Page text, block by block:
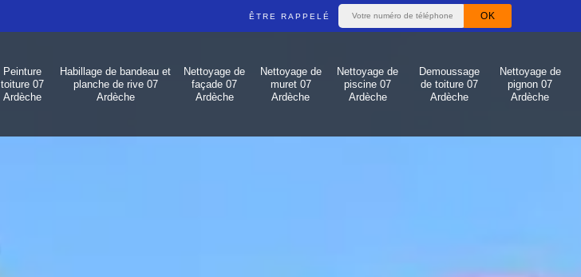
ÊTRE RAPPELÉ
Peinture
toiture 07
Ardèche
Habillage de bandeau et
planche de rive 07
Ardèche
Nettoyage de
façade 07
Ardèche
Nettoyage de
muret 07
Ardèche
Nettoyage de
piscine 07
Ardèche
Demoussage
de toiture 07
Ardèche
Nettoyage de
pignon 07
Ardèche